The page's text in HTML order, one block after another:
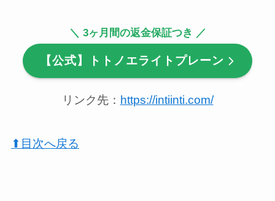
＼ 3ヶ月間の返金保証つき ／
【公式】トトノエライトプレーン
リンク先： https://intiinti.com/
⬆︎目次へ戻る